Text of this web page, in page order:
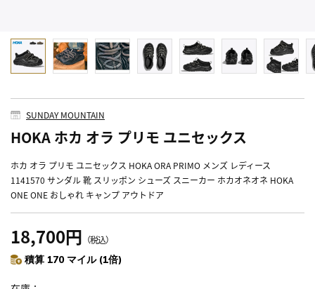
SUNDAY MOUNTAIN
HOKA ホカ オラ プリモ ユニセックス
ホカ オラ プリモ ユニセックス HOKA ORA PRIMO メンズ レディース
1141570 サンダル 靴 スリッポン シューズ スニーカー ホカオネオネ HOKA
ONE ONE おしゃれ キャンプ アウトドア
18,700円 （税込）
積算 170 マイル (1倍)